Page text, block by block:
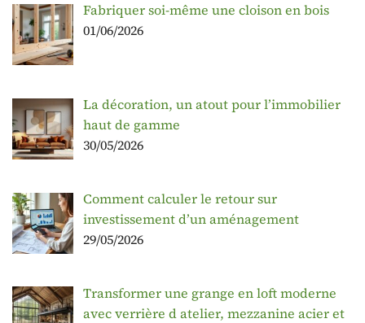
Fabriquer soi-même une cloison en bois
01/06/2026
La décoration, un atout pour l’immobilier
haut de gamme
30/05/2026
Comment calculer le retour sur
investissement d’un aménagement
29/05/2026
Transformer une grange en loft moderne
avec verrière d atelier, mezzanine acier et